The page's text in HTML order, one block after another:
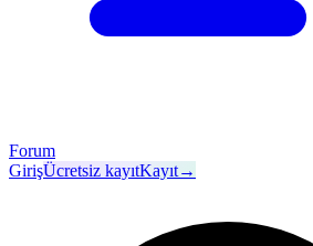
Forum
GirişÜcretsiz kayıtKayıt→